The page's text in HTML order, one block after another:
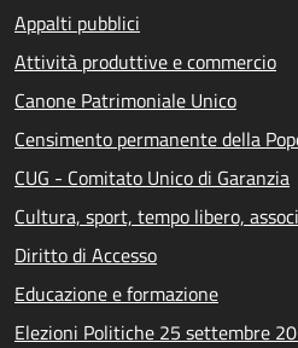
Appalti pubblici
Attività produttive e commercio
Canone Patrimoniale Unico
Censimento permanente della
CUG - Comitato Unico di Garanzia
Cultura, sport, tempo libero,
Diritto di Accesso
Educazione e formazione
Elezioni Politiche 25 settembre